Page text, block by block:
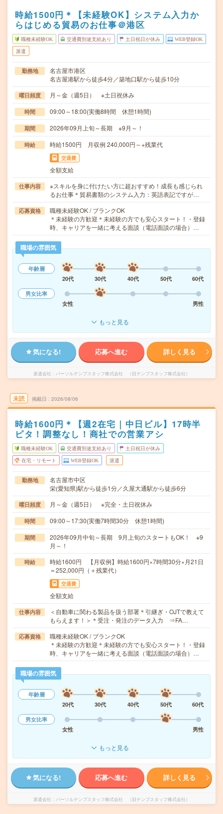
時給1500円＊【未経験OK】システム入力か
らはじめる貿易のお仕事＠港区
職種未経験OK 交通費別途支給あり 土日祝日が休み WEB登録OK
派遣
勤務地
名古屋市港区
名古屋港駅から徒歩4分／築地口駅から徒歩10分
曜日頻度 月～金（週5日） ※土日祝休み
時間 09:00～18:00(実働8時間 休憩1時間)
期間 2026年09月上旬～長期 ※9月～！
時給 時給1500円 月収例 240,000円～+残業代
交通費
全額支給
仕事内容
※スキルを身に付けたい方に超おすすめ！成長も感じられ
るお仕事＊貿易書類のシステム入力：英語表記ですが…
応募資格
職種未経験OK / ブランクOK
＊未経験の方歓迎＊未経験の方でも安心スタート！・登録
時、キャリアを一緒に考える面談（電話面談の場合）…
職場の雰囲気
年齢層
20代
30代 40代 50代
60代
男女比率
女性
男性
もっと見る
気になる! 応募へ進む 詳しく見る
派遣会社 パーソルテンプスタッフ株式会社 （旧テンプスタッフ株式会社）
未読 掲載日 2026/08/06
時給1600円＊【週2在宅｜中日ビル】17時半
ピタ！調整なし！商社での営業アシ
職種未経験OK 交通費別途支給あり 土日祝日が休み
在宅・リモート WEB登録OK 派遣
勤務地
名古屋市中区
栄(愛知県)駅から徒歩1分／久屋大通駅から徒歩6分
曜日頻度 月～金（週5日） ※完全・土日祝休み
時間 09:00～17:30(実働7時間30分 休憩1時間)
期間
2026年09月中旬～長期 9月上旬のスタートもOK！ ※9
月～！
時給
時給1600円 【月収例】時給1600円×7時間30分×月21日
＝252,000円（＋残業代）
交通費
全額支給
仕事内容
＜自動車に関わる製品を扱う部署＊引継ぎ・OJTで教えて
もらえます！＞＊受注・発注のデータ入力 ⇒FA…
応募資格
職種未経験OK / ブランクOK
＊未経験の方歓迎＊未経験の方でも安心スタート！・登録
時、キャリアを一緒に考える面談（電話面談の場合）…
職場の雰囲気
年齢層
20代
30代 40代 50代
60代
男女比率
女性
男性
もっと見る
気になる! 応募へ進む 詳しく見る
派遣会社 パーソルテンプスタッフ株式会社 （旧テンプスタッフ株式会社）